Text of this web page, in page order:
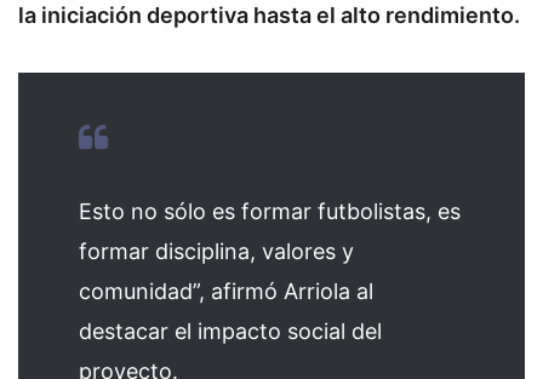
la iniciación deportiva hasta el alto rendimiento.
Esto no sólo es formar futbolistas, es
formar disciplina, valores y
comunidad”, afirmó Arriola al
destacar el impacto social del
proyecto.